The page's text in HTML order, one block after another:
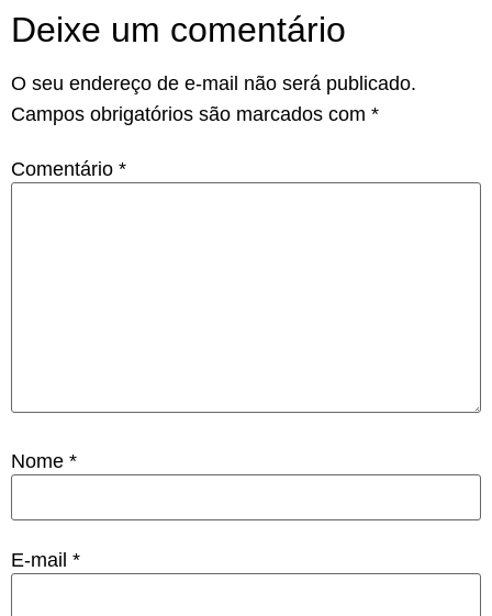
Deixe um comentário
O seu endereço de e-mail não será publicado.
Campos obrigatórios são marcados com *
Comentário *
Nome *
E-mail *